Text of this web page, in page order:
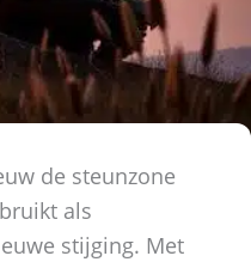
de steunzone
als
stijging. Met